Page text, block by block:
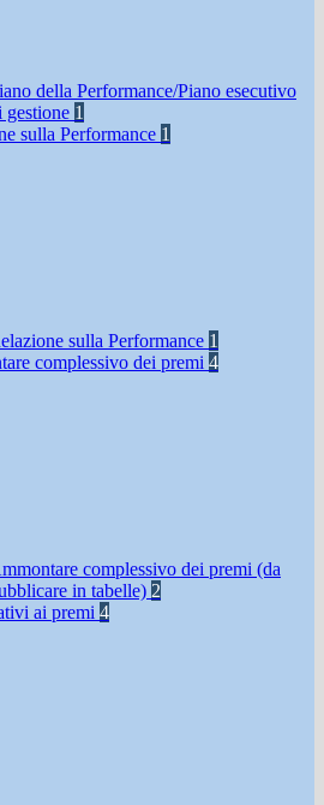
della Performance/Piano esecutivo
gestione 1
sulla Performance 1
sulla Performance 1
complessivo dei premi 4
complessivo dei premi (da
in tabelle) 2
ai premi 4